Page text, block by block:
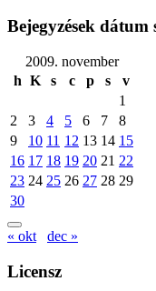
Bejegyzések dátum
2009. november
h K s c p s
v
1
2
3 4 5 6 7
8
9
10 11 12 13 14 15
16 17 18 19 20 21 22
23 24 25 26 27 28 29
30
« okt dec »
Licensz